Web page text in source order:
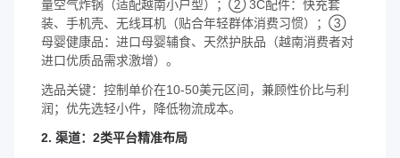
量空气炸锅（适配越南小户型）；② 3C配件：快充套
装、手机壳、无线耳机（贴合年轻群体消费习惯）；③
母婴健康品：进口母婴辅食、天然护肤品（越南消费者对
进口优质品需求激增）。
选品关键：控制单价在10-50美元区间，兼顾性价比与利
润；优先选轻小件，降低物流成本。
2. 渠道：2类平台精准布局